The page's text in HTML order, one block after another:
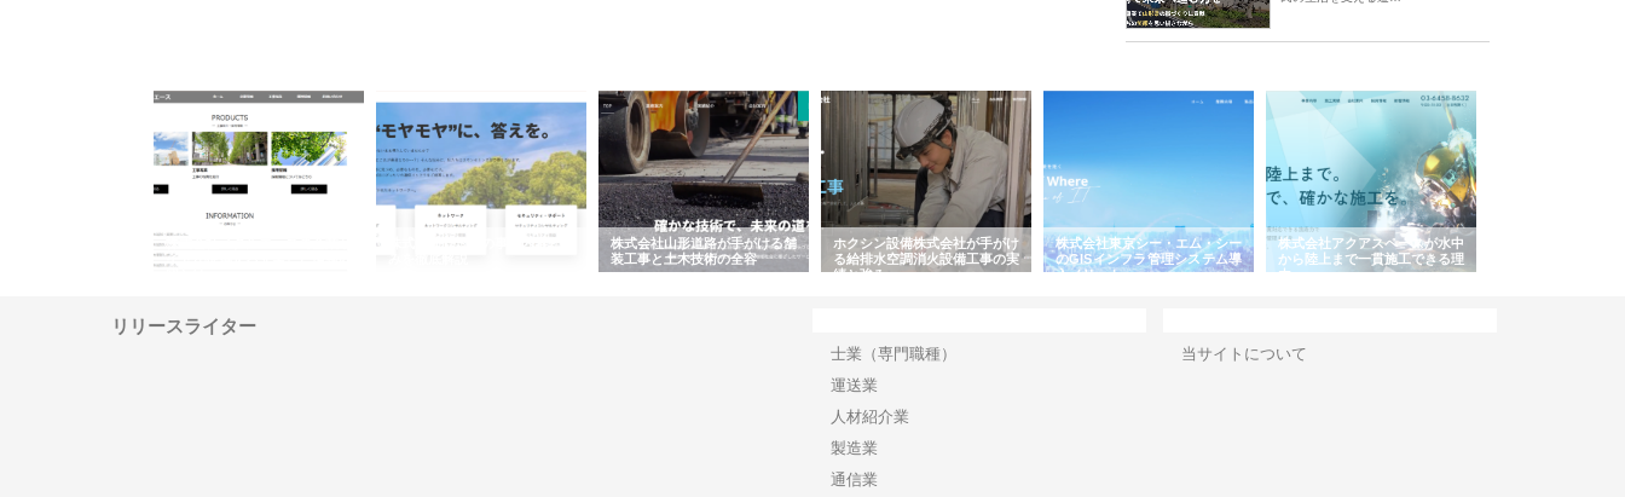
イトが提供する充実した情報内
株式会社ＣＳＡの事業内容と強
株式会社山形道路が手がける舗
装工事と土木技術の全容
ホクシン設備株式会社が手がけ
る給排水空調消火設備工事の実
績と強み
株式会社東京シー・エム・シー
のGISインフラ管理システム導
入メリット
株式会社アクアスペースが水中
から陸上まで一貫施工できる理
由
リリースライター
士業（専門職種）
運送業
人材紹介業
製造業
通信業
当サイトについて